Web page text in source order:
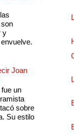
y
Joan
un
sobre
Su estilo